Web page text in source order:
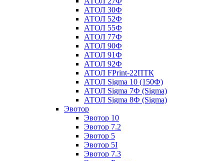
АТОЛ 30Ф
АТОЛ 52Ф
АТОЛ 55Ф
АТОЛ 77Ф
АТОЛ 90Ф
АТОЛ 91Ф
АТОЛ 92Ф
АТОЛ FPrint-22ПТК
АТОЛ Sigma 10 (150Ф)
АТОЛ Sigma 7Ф (Sigma)
АТОЛ Sigma 8Ф (Sigma)
Эвотор
Эвотор 10
Эвотор 7.2
Эвотор 5
Эвотор 5I
Эвотор 7.3